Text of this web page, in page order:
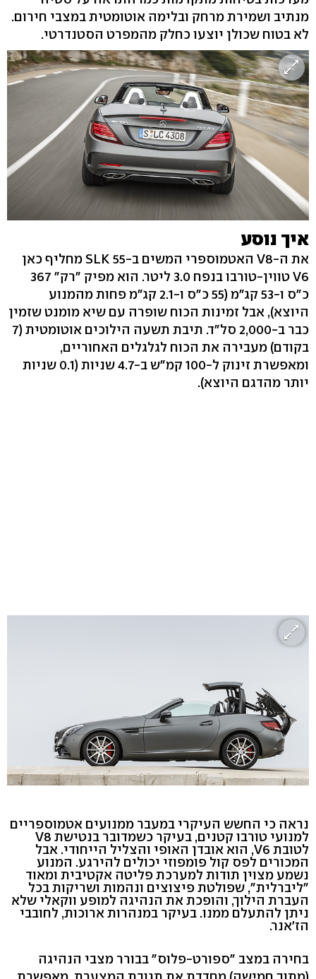
מנתיב ושמירת מרחק ובלימה אוטומטית במצבי חירום.
לא בטוח שכולן יוצעו כחלק מהמפרט הסטנדרטי.
איך נוסע
את ה-V8 האטמוספרי המשים ב-SLK 55 מחליף כאן
V6 טווין-טורבו בנפח 3.0 ליטר. הוא מפיק "רק" 367
כ"ס ו-53 קג"מ (55 כ"ס ו-2.1 קג"מ פחות מהמנוע
היוצא), אבל זמינות הכוח שופרה עם שיא מומנט שזמין
כבר ב-2,000 סל"ד. תיבת תשעה הילוכים אוטומטית (7
בקודם) מעבירה את הכוח לגלגלים האחוריים,
ומאפשרת זינוק ל-100 קמ"ש ב-4.7 שניות (0.1 שניות
יותר מהדגם היוצא).
נראה כי החשש העיקרי במעבר ממנועים אטמוספריים
למנועי טורבו קטנים, בעיקר כשמדובר בנטישת V8
לטובת V6, הוא אובדן האופי והצליל הייחודי. אבל
המכורים לפס קול פומפוזי יכולים להירגע. המנוע
נשמע מצוין תודות למערכת פליטה אקטיבית ומאוד
"ליברלית", שפולטת פיצוצים ונהמות ושריקות בכל
העברת הילוך, והופכת את הנהיגה למופע ווקאלי שלא
ניתן להתעלם ממנו. בעיקר במנהרות ארוכות, לחובבי
הז'אנר.
בחירה במצב "ספורט-פלוס" בבורר מצבי הנהיגה